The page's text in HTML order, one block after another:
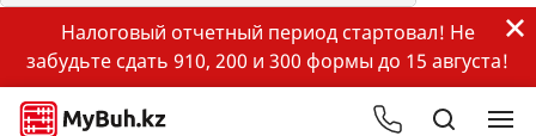
Налоговый отчетный период стартовал! Не
забудьте сдать 910, 200 и 300 формы до 15 августа!